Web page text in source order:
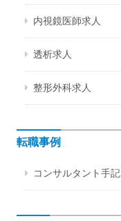
内視鏡医師求人
透析求人
整形外科求人
転職事例
コンサルタント手記